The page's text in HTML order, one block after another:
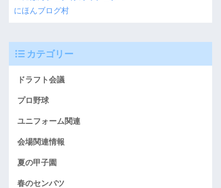
にほんブログ村
カテゴリー
ドラフト会議
プロ野球
ユニフォーム関連
会場関連情報
夏の甲子園
春のセンバツ